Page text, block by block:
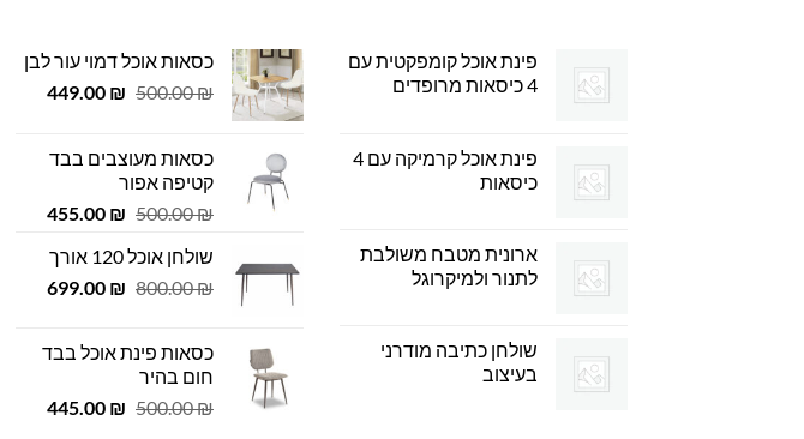
פינת אוכל קומפקטית עם
4 כיסאות מרופדים
פינת אוכל קרמיקה עם 4
כיסאות
ארונית מטבח משולבת
לתנור ולמיקרוגל
שולחן כתיבה מודרני
בעיצוב
כסאות אוכל דמוי עור לבן
500.00₪
המחיר
500.00 ₪.
449.00 ₪
המחיר
כסאות מעוצבים בבד
קטיפה אפור
500.00₪
המחיר
היה:
500.00 ₪.
455.00 ₪
המחיר
455.00 ₪.
שולחן אוכל 120 אורך
800.00₪
המחיר
800.00 ₪.
699.00 ₪
המחיר
699.00 ₪.כסאות פינת אוכל בבד
חום בהיר
500.00₪
המחיר
445.00 ₪
המחיר